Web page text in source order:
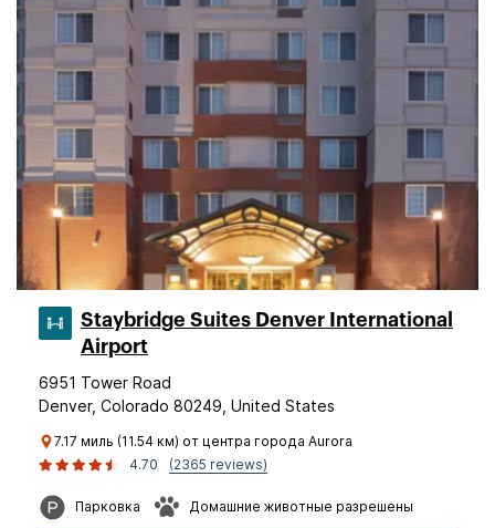
Staybridge Suites Denver International
Airport
6951 Tower Road
Denver, Colorado 80249, United States
7.17 миль (11.54 км) от центра города Aurora
4.70
(2365 reviews)
Парковка Домашние животные разрешены